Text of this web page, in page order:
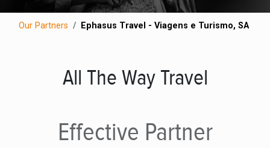
Our Partners Ephasus Travel - Viagens e Turismo, SA
All The Way Travel
Effective Partner